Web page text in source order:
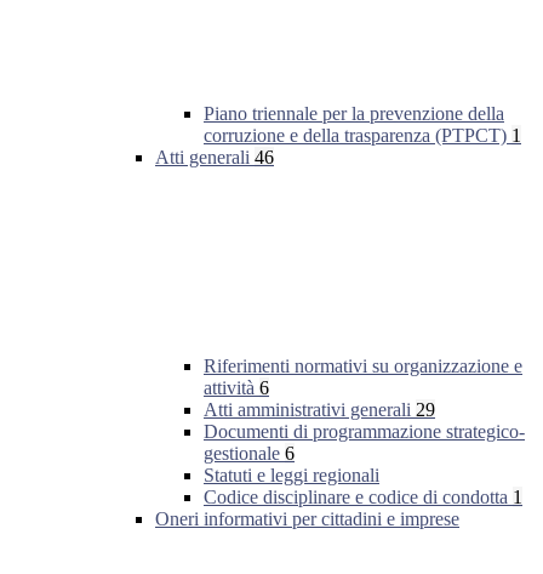
Piano triennale per la prevenzione della
corruzione e della trasparenza (PTPCT) 1
Atti generali 46
Riferimenti normativi su organizzazione e
attività 6
Atti amministrativi generali 29
Documenti di programmazione strategico-
gestionale 6
Statuti e leggi regionali
Codice disciplinare e codice di condotta 1
Oneri informativi per cittadini e imprese